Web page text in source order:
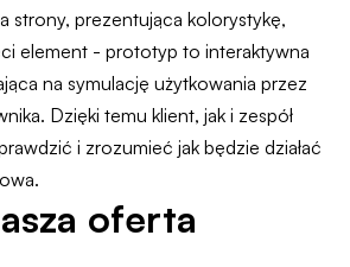
strony, prezentująca kolorystykę,
element - prototyp to interaktywna
na symulację użytkowania przez
Dzięki temu klient, jak i zespół
i zrozumieć jak będzie działać
oferta